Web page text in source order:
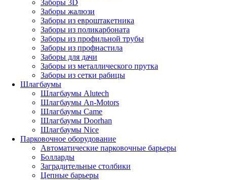
Заборы 3D
Заборы жалюзи
Заборы из евроштакетника
Заборы из поликарбоната
Заборы из профильной трубы
Заборы из профнастила
Заборы для дачи
Заборы из металлического прутка
Заборы из сетки рабицы
Шлагбаумы
Шлагбаумы Alutech
Шлагбаумы An-Motors
Шлагбаумы Came
Шлагбаумы Doorhan
Шлагбаумы Nice
Парковочное оборудование
Автоматические парковочные барьеры
Болларды
Заградительные столбики
Цепные барьеры